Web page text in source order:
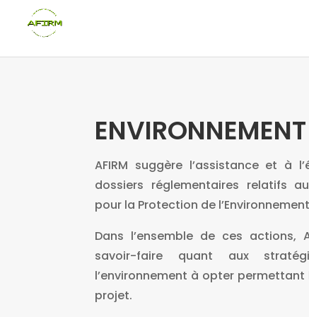
AFIRM suggère l’assistance et à
dossiers réglementaires relatifs
pour la Protection de
Dans l’ensemble de ces actions,
savoir-faire quant aux
l’environnement à opter
projet.